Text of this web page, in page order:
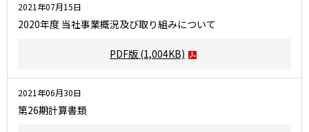
2021年07月15日
2020年度 当社事業概況及び取り組みについて
PDF版 (1,004KB)
2021年06月30日
第26期計算書類